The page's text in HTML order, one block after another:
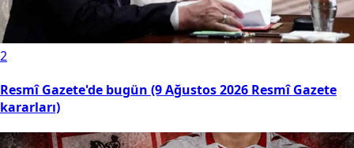
2
Resmî Gazete'de bugün (9 Ağustos 2026 Resmî Gazete
kararları)